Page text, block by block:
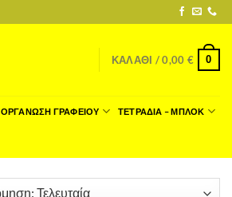
ΚΑΛΆΘΙ /0,00 € 0
ΟΡΓΑΝΩΣΗ ΓΡΑΦΕΙΟΥ ΤΕΤΡΑΔΙΑ – ΜΠΛΟΚ